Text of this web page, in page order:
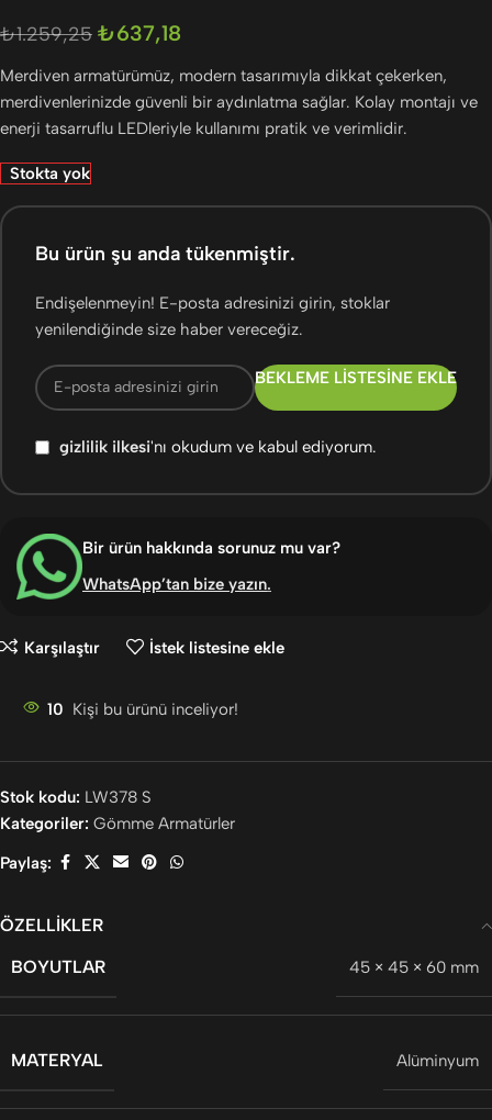
₺1.259,25 ₺637,18
Merdiven armatürümüz, modern tasarımıyla dikkat çekerken,
merdivenlerinizde güvenli bir aydınlatma sağlar. Kolay montajı ve
enerji tasarruflu LEDleriyle kullanımı pratik ve verimlidir.
Stokta yok
Bu ürün şu anda tükenmiştir.
Endişelenmeyin! E-posta adresinizi girin, stoklar
yenilendiğinde size haber vereceğiz.
BEKLEME LISTESINE EKLE
gizlilik ilkesi'nı okudum ve kabul ediyorum.
Bir ürün hakkında sorunuz mu var?
WhatsApp’tan bize yazın.
Karşılaştır İstek listesine ekle
10 Kişi bu ürünü inceliyor!
Stok kodu: LW378 S
Kategoriler: Gömme Armatürler
Paylaş:
ÖZELLIKLER
BOYUTLAR
45 × 45 × 60 mm
MATERYAL Alüminyum